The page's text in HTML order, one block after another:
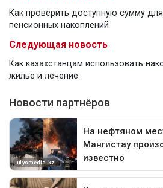
Как проверить доступную сумму
пенсионных накоплений
Следующая новость
Как казахстанцам использовать
жилье и лечение